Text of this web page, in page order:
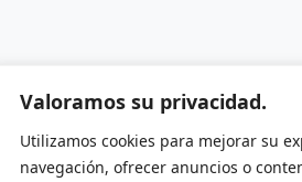
Valoramos su privacidad.
Utilizamos cookies para mejorar su
navegación, ofrecer anuncios o